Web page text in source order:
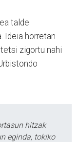
talde
Ideia horretan
zigortu nahi
hitzak
eginda, tokiko